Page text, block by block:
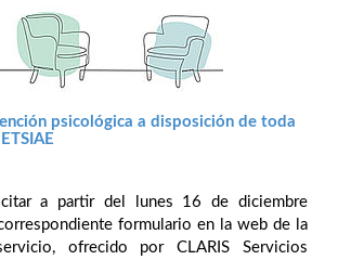
psicológica a disposición de toda
a partir del lunes 16 de diciembre
formulario en la web de la
ofrecido por CLARIS Servicios